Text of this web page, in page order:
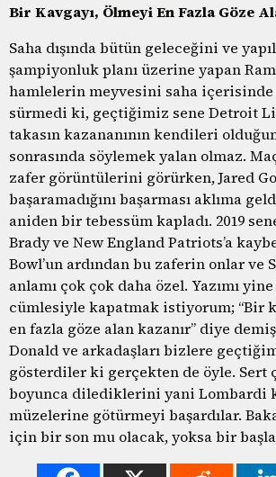
Bir Kavgayı, Ölmeyi En Fazla Göze
Saha dışında bütün geleceğini ve
şampiyonluk planı üzerine yapan
hamlelerin meyvesini saha içerisinde
sürmedi ki, geçtiğimiz sene Detroit
takasın kazananının kendileri
sonrasında söylemek yalan olmaz.
zafer görüntülerini görürken, Jared
başaramadığını başarması aklıma
aniden bir tebessüm kapladı. 2019
Brady ve New England Patriots’a
Bowl’un ardından bu zaferin onlar ve
anlamı çok çok daha özel. Yazımı
cümlesiyle kapatmak istiyorum; “Bir
en fazla göze alan kazanır’’ diye
Donald ve arkadaşları bizlere
gösterdiler ki gerçekten de öyle. Sert
boyunca dilediklerini yani Lombardi
müzelerine götürmeyi başardılar.
için bir son mu olacak, yoksa bir